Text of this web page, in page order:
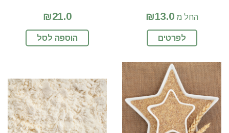
החל מ₪13.0
לפרטים
₪21.0
הוספה לסל